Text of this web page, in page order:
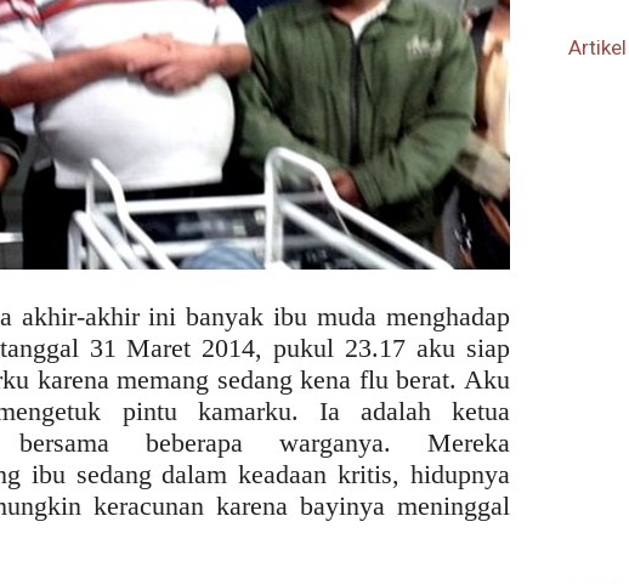
akhir-akhir ini banyak ibu muda menghadap
31 Maret 2014, pukul 23.17 aku siap
karena memang sedang kena flu berat. Aku
pintu kamarku. Ia adalah ketua
beberapa warganya. Mereka
ibu sedang dalam keadaan kritis, hidupnya
keracunan karena bayinya meninggal
Artikel